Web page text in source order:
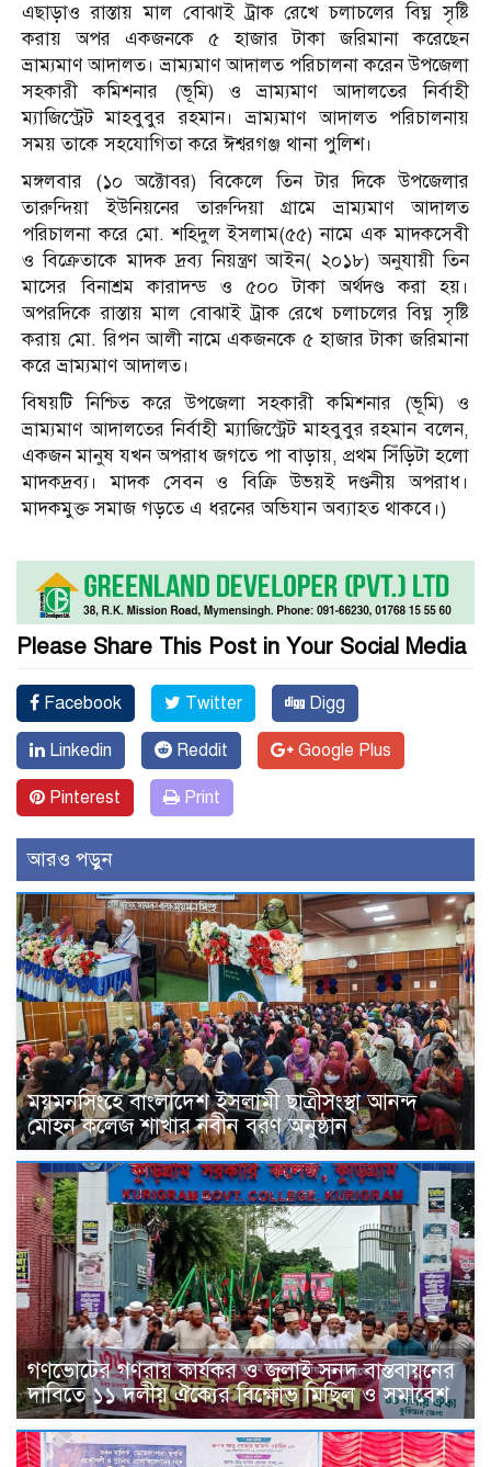
এছাড়াও রাস্তায় মাল বোঝাই ট্রাক রেখে চলাচলের বিঘ্ন সৃষ্টি
করায় অপর একজনকে ৫ হাজার টাকা জরিমানা করেছেন
ভ্রাম্যমাণ আদালত। ভ্রাম্যমাণ আদালত পরিচালনা করেন উপজেলা
সহকারী কমিশনার (ভূমি) ও ভ্রাম্যমাণ আদালতের নির্বাহী
ম্যাজিস্ট্রেট মাহবুবুর রহমান। ভ্রাম্যমাণ আদালত পরিচালনায়
সময় তাকে সহযোগিতা করে ঈশ্বরগঞ্জ থানা পুলিশ।
মঙ্গলবার (১০ অক্টোবর) বিকেলে তিন টার দিকে উপজেলার
তারুন্দিয়া ইউনিয়নের তারুন্দিয়া গ্রামে ভ্রাম্যমাণ আদালত
পরিচালনা করে মো. শহিদুল ইসলাম(৫৫) নামে এক মাদকসেবী
ও বিক্রেতাকে মাদক দ্রব্য নিয়ন্ত্রণ আইন( ২০১৮) অনুযায়ী তিন
মাসের বিনাশ্রম কারাদন্ড ও ৫০০ টাকা অর্থদণ্ড করা হয়।
অপরদিকে রাস্তায় মাল বোঝাই ট্রাক রেখে চলাচলের বিঘ্ন সৃষ্টি
করায় মো. রিপন আলী নামে একজনকে ৫ হাজার টাকা জরিমানা
করে ভ্রাম্যমাণ আদালত।
বিষয়টি নিশ্চিত করে উপজেলা সহকারী কমিশনার (ভূমি) ও
ভ্রাম্যমাণ আদালতের নির্বাহী ম্যাজিস্ট্রেট মাহবুবুর রহমান বলেন,
একজন মানুষ যখন অপরাধ জগতে পা বাড়ায়, প্রথম সিঁড়িটা হলো
মাদকদ্রব্য। মাদক সেবন ও বিক্রি উভয়ই দণ্ডনীয় অপরাধ।
মাদকমুক্ত সমাজ গড়তে এ ধরনের অভিযান অব্যাহত থাকবে।)
Please Share This Post in Your Social Media
Facebook Twitter Digg
Linkedin Reddit Google Plus
Pinterest Print
আরও পড়ুন
ময়মনসিংহে বাংলাদেশ ইসলামী ছাত্রীসংস্থা আনন্দ
মোহন কলেজ শাখার নবীন বরণ অনুষ্ঠান
গণভোটের গণরায় কার্যকর ও জুলাই সনদ বাস্তবায়নের
দাবিতে ১১ দলীয় ঐক্যের বিক্ষোভ মিছিল ও সমাবেশ